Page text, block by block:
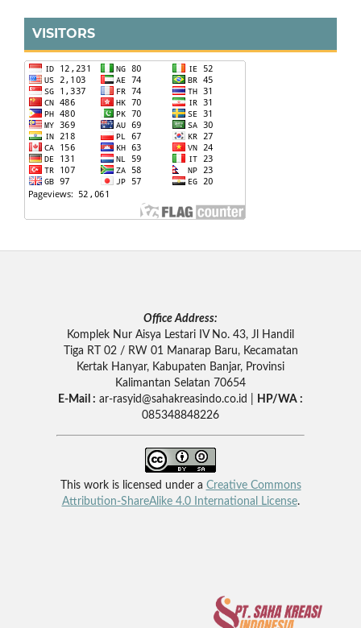
VISITORS
Office Address:
Komplek Nur Aisya Lestari IV No. 43, Jl Handil
Tiga RT 02 / RW 01 Manarap Baru, Kecamatan
Kertak Hanyar, Kabupaten Banjar, Provinsi
Kalimantan Selatan 70654
E-Mail : ar-rasyid@sahakreasindo.co.id |
HP/WA :
085348848226
This work is licensed under a Creative Commons
Attribution-ShareAlike 4.0 International License.